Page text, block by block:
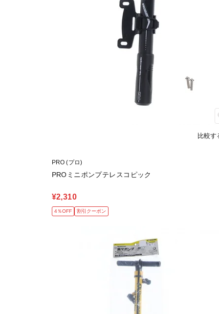
比較す
PRO (プロ)
PROミニポンプテレスコピック
¥2,310
4％OFF 割引クーポン